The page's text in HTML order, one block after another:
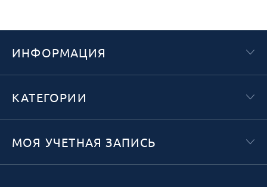
ИНФОРМАЦИЯ
КАТЕГОРИИ
МОЯ УЧЕТНАЯ ЗАПИСЬ